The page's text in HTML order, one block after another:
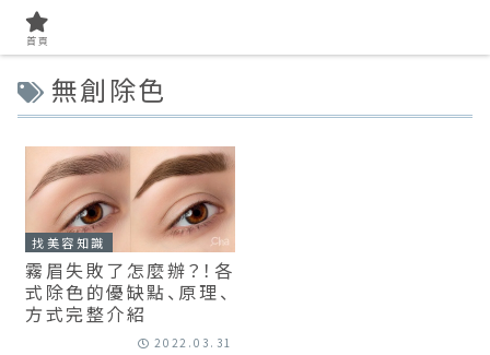
無創除色
找美容知識
霧眉失敗了怎麼辦？！各
式除色的優缺點、原理、
方式完整介紹
2022.03.31
首頁